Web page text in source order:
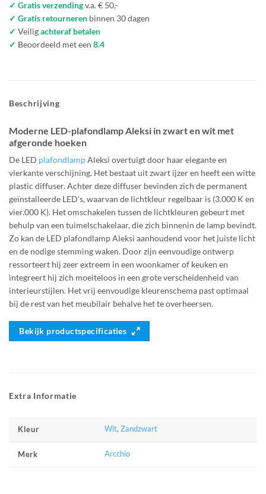
✓ Gratis verzendingv.a. € 50,-
✓ Gratis retourneren binnen 30 dagen
✓ Veiligachteraf betalen
✓ Beoordeeld met een 8.4
Beschrijving
Moderne LED-plafondlamp Aleksi in zwart en wit met
afgeronde hoeken
De LED plafondlampAleksi overtuigt door haar elegante en
vierkante verschijning. Het bestaat uit zwart ijzer en heeft een witte
plastic diffuser. Achter deze diffuser bevinden zich de permanent
geïnstalleerde LED’s, waarvan de lichtkleur regelbaar is (3.000 K en
vier.000 K). Het omschakelen tussen de lichtkleuren gebeurt met
behulp van een tuimelschakelaar, die zich binnenin de lamp bevindt.
Zo kan de LED plafondlamp Aleksi aanhoudend voor het juiste licht
en de nodige stemming waken. Door zijn eenvoudige ontwerp
ressorteert hij zeer extreem in een woonkamer of keuken en
integreert hij zich moeiteloos in een grote verscheidenheid van
interieurstijlen. Het vrij eenvoudige kleurenschema past optimaal
bij de rest van het meubilair behalve het te overheersen.
Bekijk productspecificaties
Extra Informatie
Kleur Wit,Zandzwart
Merk Arcchio